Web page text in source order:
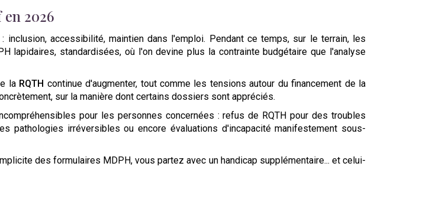
2026
accessibilité, maintien dans l'emploi. Pendant ce temps, sur le terrain, les
lapidaires, standardisées, où l'on devine plus la contrainte budgétaire que l'analyse
la RQTH continue d'augmenter, tout comme les tensions autour du financement de la
sur la manière dont certains dossiers sont appréciés.
pour les personnes concernées : refus de RQTH pour des troubles
pathologies irréversibles ou encore évaluations d'incapacité manifestement sous-
des formulaires MDPH, vous partez avec un handicap supplémentaire... et celui-